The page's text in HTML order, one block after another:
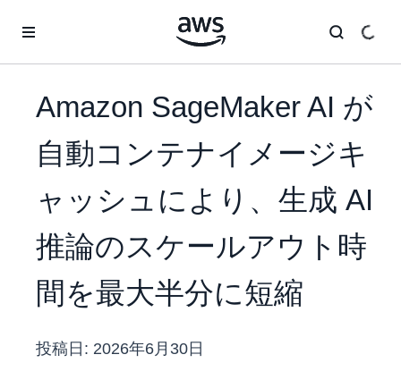
Amazon SageMaker AI が
自動コンテナイメージキ
ャッシュにより、生成 AI
推論のスケールアウト時
間を最大半分に短縮
投稿日: 2026年6月30日